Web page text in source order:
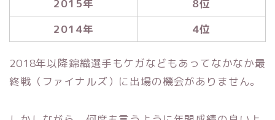
2015年
8位
2014年
4位
2018年以降錦織選手もケガなどもあってなかなか最
終戦（ファイナルズ）に出場の機会がありません。